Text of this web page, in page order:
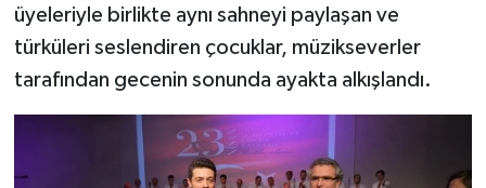
üyeleriyle birlikte aynı sahneyi paylaşan ve
türküleri seslendiren çocuklar, müzikseverler
tarafından gecenin sonunda ayakta alkışlandı.